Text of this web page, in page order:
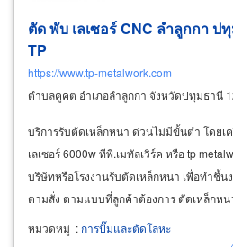
ตัด พับ เลเซอร์ CNC ลำลูกกา ป
TP
https://www.tp-metalwork.com
ตำบลคูคต อำเภอลำลูกกา จังหวัดปทุมธานี
บริการรับตัดเหล็กหนา ด่วนไม่มีขั้นต่ำ โดยเค
เลเซอร์ 6000w ทีพี.เมทัลเวิร์ค หรือ tp
บริษัทหรือโรงงานรับตัดเหล็กหนา เพื่อทำชิ้น
ตามสั่ง ตามแบบที่ลูกค้าต้องการ ตัดเหล็กหน
อย่างรวดเร็ว ได้ขนาด ได้รูปทรงตามแบบ ไม่เ
วัสดุ เพราะใช้เครื่องตัดเลเซอร์ 6000 วัตต์
หมวดหมู่ : การปั๊มและตัดโลหะ